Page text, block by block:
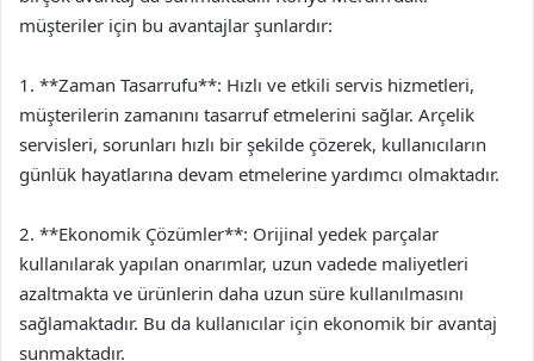
müşteriler için bu avantajlar şunlardır:
1. **Zaman Tasarrufu**: Hızlı ve etkili servis hizmetleri,
müşterilerin zamanını tasarruf etmelerini sağlar. Arçelik
servisleri, sorunları hızlı bir şekilde çözerek, kullanıcıların
günlük hayatlarına devam etmelerine yardımcı olmaktadır.
2. **Ekonomik Çözümler**: Orijinal yedek parçalar
kullanılarak yapılan onarımlar, uzun vadede maliyetleri
azaltmakta ve ürünlerin daha uzun süre kullanılmasını
sağlamaktadır. Bu da kullanıcılar için ekonomik bir avantaj
sunmaktadır.